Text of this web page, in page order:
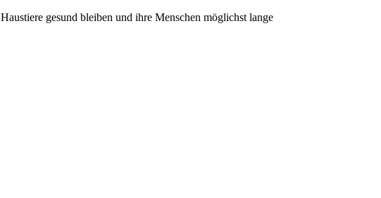
gesund bleiben und ihre Menschen möglichst lange